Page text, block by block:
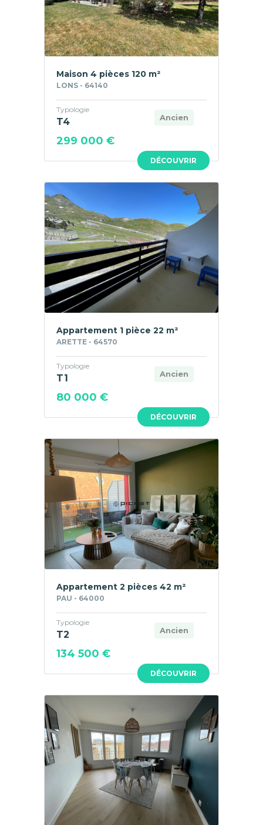
DÉCOUVRIR
Maison 4 pièces 120 m²
LONS - 64140
Ancien
Typologie
T4
299 000 €
DÉCOUVRIR
Appartement 1 pièce 22 m²
ARETTE - 64570
Ancien
Typologie
T1
80 000 €
DÉCOUVRIR
Appartement 2 pièces 42 m²
PAU - 64000
Ancien
Typologie
T2
134 500 €